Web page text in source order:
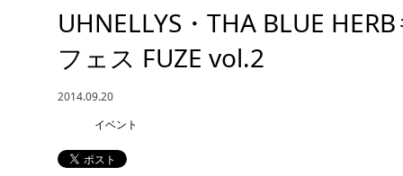
UHNELLYS・THA BLUE
フェス FUZE vol.2
2014.09.20
イベント